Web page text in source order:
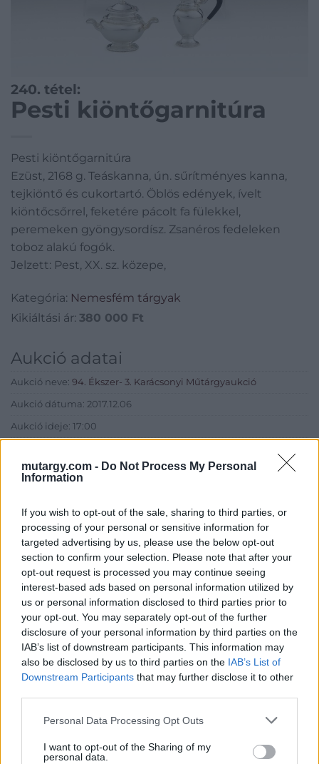
mutargy.com - Do Not Process My Personal
Information
If you wish to opt-out of the sale, sharing to third parties, or
processing of your personal or sensitive information for
targeted advertising by us, please use the below opt-out
section to confirm your selection. Please note that after your
opt-out request is processed you may continue seeing
interest-based ads based on personal information utilized by
us or personal information disclosed to third parties prior to
your opt-out. You may separately opt-out of the further
disclosure of your personal information by third parties on the
IAB’s list of downstream participants. This information may
also be disclosed by us to third parties on the IAB’s List of
Downstream Participants that may further disclose it to other
Personal Data Processing Opt Outs
I want to opt-out of the Sharing of my
personal data.
240. tétel:
Pesti kiöntőgarnitúra
Pesti kiöntőgarnitúra
Ezüst, 2168 g. Teáskanna, ún. sűrítményes kanna,
tejkiöntő és cukortartó. Öblös edények, ívelt
kiöntőcsőrrel, feketére pácolt fa fülekkel,
peremeken gyöngysordísz. Zsanéros fedeleken
toboz alakú fogók.
Jelzett: Pest, XX. sz. közepe,
Kategória: Nemesfém tárgyak
Kikiáltási ár: 380 000 Ft
Aukció adatai
Aukció neve: 94. Ékszer- 3. Karácsonyi Műtárgyaukció
Aukció dátuma: 2017.12.06
Aukció ideje: 17:00
Budapest, Csörsz u. 18.)
Tételszám: 240
Eladó adatai
Eladó:BÁV ART Aukciósház és
Cím: BÁV ZRt.
1027 Budapest, Csalogány u.
23-33.
Telefon: (06 1) 331 0513
Weboldal:http://bav-art.hu
Bemutatkozás: Az ország legnagyobb múltú, 240 esztendeje
jogfolytonosan működő magyar vállalkozásaként a BÁV ZRt.
megbízhatóságával hagyományosan a magyar
műkereskedelem meghatározó szereplője. A 2007-ben
megújult BÁV Aukciósház mára a magyarországi